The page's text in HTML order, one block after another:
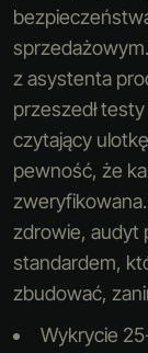
z asystenta
przeszedł
czytający
pewność, że
zweryfikowana.
zdrowie, audyt
standardem,
zbudować,
Wykrycie